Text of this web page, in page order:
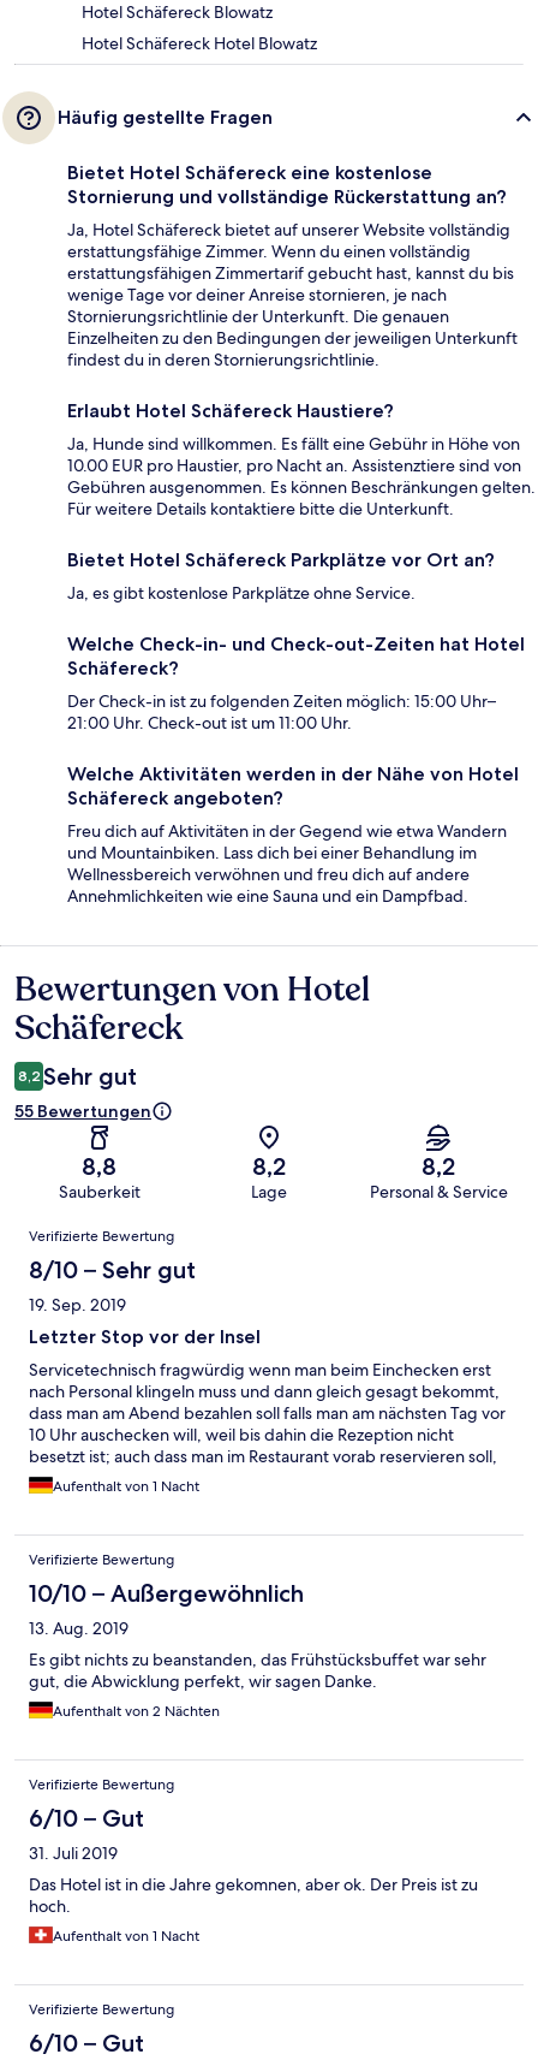
Hotel Schäfereck Blowatz
Hotel Schäfereck Hotel Blowatz
Häufig gestellte Fragen
Bietet Hotel Schäfereck eine kostenlose
Stornierung und vollständige Rückerstattung an?
Ja, Hotel Schäfereck bietet auf unserer Website vollständig
erstattungsfähige Zimmer. Wenn du einen vollständig
erstattungsfähigen Zimmertarif gebucht hast, kannst du bis
wenige Tage vor deiner Anreise stornieren, je nach
Stornierungsrichtlinie der Unterkunft. Die genauen
Einzelheiten zu den Bedingungen der jeweiligen Unterkunft
findest du in deren Stornierungsrichtlinie.
Erlaubt Hotel Schäfereck Haustiere?
Ja, Hunde sind willkommen. Es fällt eine Gebühr in Höhe von
10.00 EUR pro Haustier, pro Nacht an. Assistenztiere sind von
Gebühren ausgenommen. Es können Beschränkungen gelten.
Für weitere Details kontaktiere bitte die Unterkunft.
Bietet Hotel Schäfereck Parkplätze vor Ort an?
Ja, es gibt kostenlose Parkplätze ohne Service.
Welche Check-in- und Check-out-Zeiten hat Hotel
Schäfereck?
Der Check-in ist zu folgenden Zeiten möglich: 15:00 Uhr–
21:00 Uhr. Check-out ist um 11:00 Uhr.
Welche Aktivitäten werden in der Nähe von Hotel
Schäfereck angeboten?
Freu dich auf Aktivitäten in der Gegend wie etwa Wandern
und Mountainbiken. Lass dich bei einer Behandlung im
Wellnessbereich verwöhnen und freu dich auf andere
Annehmlichkeiten wie eine Sauna und ein Dampfbad.
Bewertungen
Bewertungen von Hotel
Schäfereck
8,2 Sehr gut
55 Bewertungen
8,8
Sauberkeit
8,2
Lage
8,2
Personal & Service
Bewertungen
Verifizierte Bewertung
8/10 – Sehr gut
19. Sep. 2019
Letzter Stop vor der Insel
Servicetechnisch fragwürdig wenn man beim Einchecken erst
nach Personal klingeln muss und dann gleich gesagt bekommt,
dass man am Abend bezahlen soll falls man am nächsten Tag vor
10 Uhr auschecken will, weil bis dahin die Rezeption nicht
besetzt ist; auch dass man im Restaurant vorab reservieren soll,
falls man Abendessen möchte - dann aber ein halbleeres
Restaurant vorfindet. Das Hotel an sich ist in gutem Zustand,
Einzelbetten, für mich zu weiche Matratzen. Dusche wurde
nicht wirklich so warm wie gewünscht, immerhin war es eine
richtige Dusche und keine Duschwanne. Am Bett befand sich
keine Steckdose, schlecht im Handyzeitalter wenn man nachts
aufladen will. Die Lage ist gut für Leute, die den nächsten Tag
auf der Insel Poel verbringen wollen; will man am nächsten Tag
eher nach Wismar ist es zu weit entfernt.
Aufenthalt von 1 Nacht
Verifizierte Bewertung
10/10 – Außergewöhnlich
13. Aug. 2019
Es gibt nichts zu beanstanden, das Frühstücksbuffet war sehr
gut, die Abwicklung perfekt, wir sagen Danke.
Aufenthalt von 2 Nächten
Verifizierte Bewertung
6/10 – Gut
31. Juli 2019
Das Hotel ist in die Jahre gekomnen, aber ok. Der Preis ist zu
hoch.
Aufenthalt von 1 Nacht
Verifizierte Bewertung
6/10 – Gut